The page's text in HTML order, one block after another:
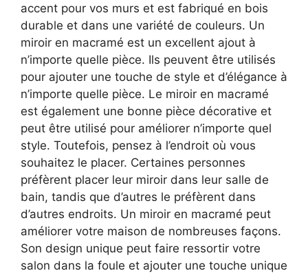
accent pour vos murs et est fabriqué en bois
durable et dans une variété de couleurs. Un
miroir en macramé est un excellent ajout à
n’importe quelle pièce. Ils peuvent être utilisés
pour ajouter une touche de style et d’élégance à
n’importe quelle pièce. Le miroir en macramé
est également une bonne pièce décorative et
peut être utilisé pour améliorer n’importe quel
style. Toutefois, pensez à l’endroit où vous
souhaitez le placer. Certaines personnes
préfèrent placer leur miroir dans leur salle de
bain, tandis que d’autres le préfèrent dans
d’autres endroits. Un miroir en macramé peut
améliorer votre maison de nombreuses façons.
Son design unique peut faire ressortir votre
salon dans la foule et ajouter une touche unique